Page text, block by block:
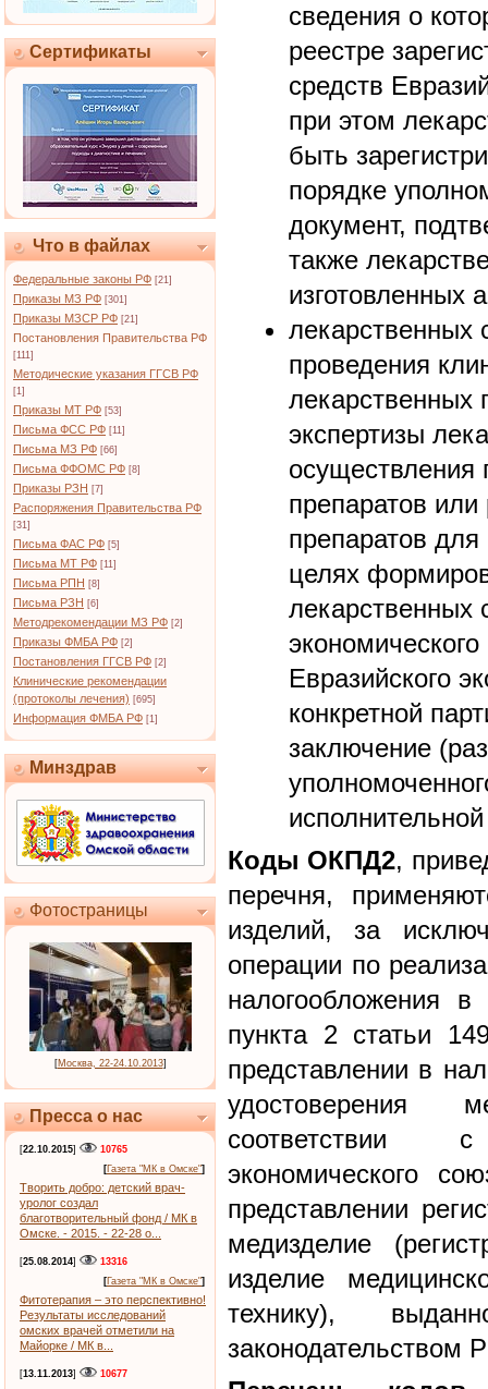
Сертификаты
Что в файлах
Федеральные законы РФ [21]
Приказы МЗ РФ [301]
Приказы МЗСР РФ [21]
Постановления Правительства РФ
[111]
Методические указания ГГСВ РФ
[1]
Приказы МТ РФ [53]
Письма ФСС РФ [11]
Письма МЗ РФ [66]
Письма ФФОМС РФ [8]
Приказы РЗН [7]
Распоряжения Правительства РФ
[31]
Письма ФАС РФ [5]
Письма МТ РФ [11]
Письма РПН [8]
Письма РЗН [6]
Методрекомендации МЗ РФ [2]
Приказы ФМБА РФ [2]
Постановления ГГСВ РФ [2]
Клинические рекомендации
(протоколы лечения) [695]
Информация ФМБА РФ [1]
Минздрав
Фотостраницы
[Москва, 22-24.10.2013]
Пресса о нас
[22.10.2015]
10765
[Газета "МК в Омске"]
Творить добро: детский врач-
уролог создал
благотворительный фонд / МК в
Омске. - 2015. - 22-28 о...
[25.08.2014]
13316
[Газета "МК в Омске"]
Фитотерапия – это перспективно!
Результаты исследований
омских врачей отметили на
Майорке / МК в...
[13.11.2013]
10677
сведения о
реестре
средств
при этом
быть
порядке
документ,
также
изготовленных
лекарственных
проведения
лекарственных
экспертизы
осуществления
препаратов или
препаратов
целях
лекарственных
Евразийского
конкретной
заключение
Коды ОКПД2,
перечня,
изделий, за
операции по
налогообложения
пункта 2 статьи
представлении в
удостоверения
соответствии
экономического
представлении
медизделие
изделие
технику),
законодательством